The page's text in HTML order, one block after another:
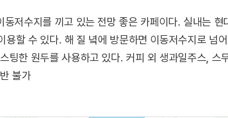
동저수지를 끼고 있는 전망 좋은 카페이다. 실내는
용할 수 있다. 해 질 녘에 방문하면 이동저수지로 넘
팅한 원두를 사용하고 있다. 커피 외 생과일주스, 스
불가